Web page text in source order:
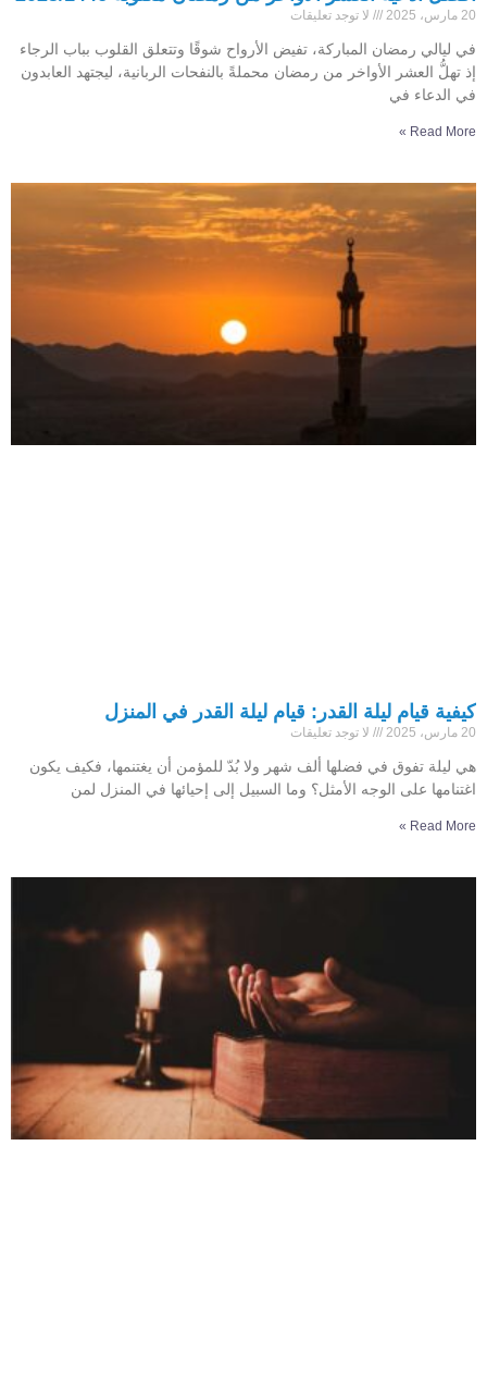
20 مارس، 2025 لا توجد تعليقات
في ليالي رمضان المباركة، تفيض الأرواح شوقًا وتتعلق القلوب بباب الرجاء
إذ تهلُّ العشر الأواخر من رمضان محملةً بالنفحات الربانية، ليجتهد العابدون
في الدعاء في
Read More »
كيفية قيام ليلة القدر: قيام ليلة القدر في المنزل
20 مارس، 2025 لا توجد تعليقات
هي ليلة تفوق في فضلها ألف شهر ولا بُدّ للمؤمن أن يغتنمها، فكيف يكون
اغتنامها على الوجه الأمثل؟ وما السبيل إلى إحيائها في المنزل لمن
Read More »